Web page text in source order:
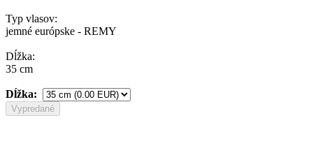
Typ vlasov:
jemné európske - REMY
Dĺžka:
35 cm
Dĺžka:
Vypredané